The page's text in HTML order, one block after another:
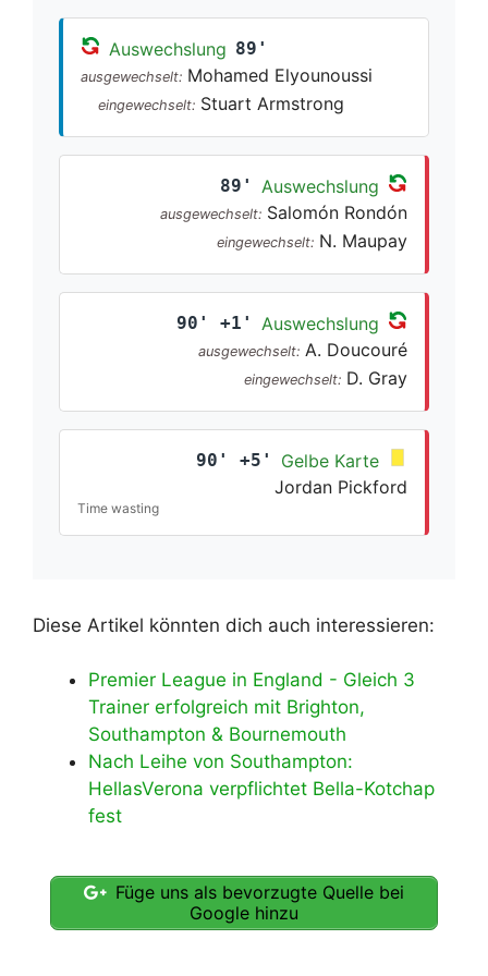
Auswechslung 89'
ausgewechselt: Mohamed Elyounoussi
eingewechselt: Stuart Armstrong
89' Auswechslung
ausgewechselt: Salomón Rondón
eingewechselt: N. Maupay
90' +1' Auswechslung
ausgewechselt: A. Doucouré
eingewechselt: D. Gray
90' +5'
Gelbe Karte
Jordan Pickford
Time wasting
Diese Artikel könnten dich auch interessieren:
Premier League in England - Gleich 3
Trainer erfolgreich mit Brighton,
Southampton & Bournemouth
Nach Leihe von Southampton:
HellasVerona verpflichtet Bella-Kotchap
fest
Füge uns als bevorzugte Quelle bei
Google hinzu